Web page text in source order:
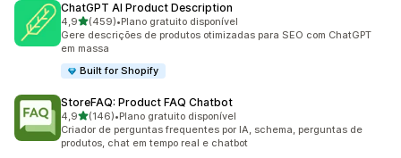
ChatGPT AI Product Description
4,9de 5 estrelas
(459)
459 avaliações ao todo
•Plano gratuito disponível
Gere descrições de produtos otimizadas para SEO com ChatGPT
em massa
Built for Shopify
StoreFAQ: Product FAQ Chatbot
4,9de 5 estrelas
(146)
146 avaliações ao todo
•Plano gratuito disponível
Criador de perguntas frequentes por IA, schema, perguntas de
produtos, chat em tempo real e chatbot